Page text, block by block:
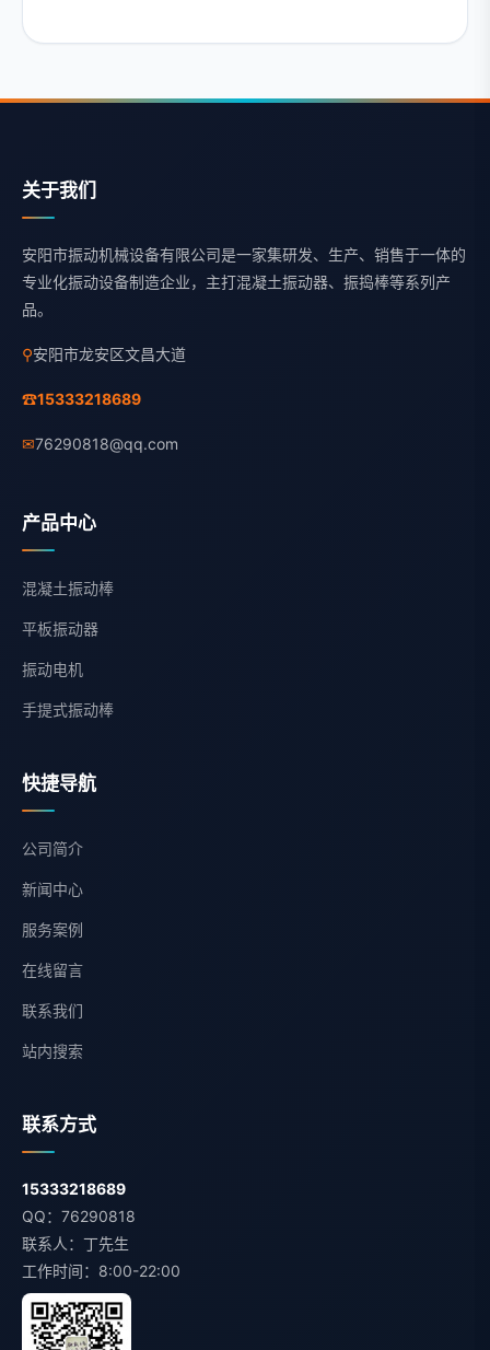
关于我们
安阳市振动机械设备有限公司是一家集研发、生产、销售于一体的
专业化振动设备制造企业，主打混凝土振动器、振捣棒等系列产
品。
⚲安阳市龙安区文昌大道
☎15333218689
✉76290818@qq.com
产品中心
混凝土振动棒
平板振动器
振动电机
手提式振动棒
快捷导航
公司简介
新闻中心
服务案例
在线留言
联系我们
站内搜索
联系方式
15333218689
QQ：76290818
联系人：丁先生
工作时间：8:00-22:00